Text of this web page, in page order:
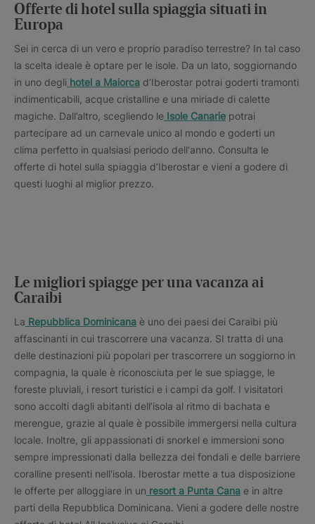
Offerte di hotel sulla spiaggia situati in
Europa
Sei in cerca di un vero e proprio paradiso terrestre? In tal caso
la scelta ideale è optare per le isole. Da un lato, soggiornando
in uno degli hotel a Maiorca d’Iberostar potrai goderti tramonti
indimenticabili, acque cristalline e una miriade di calette
magiche. Dall’altro, scegliendo le Isole Canarie potrai
partecipare ad un carnevale unico al mondo e goderti un
clima perfetto in qualsiasi periodo dell'anno. Consulta le
offerte di hotel sulla spiaggia d’Iberostar e vieni a godere di
questi luoghi al miglior prezzo.
Le migliori spiagge per una vacanza ai
Caraibi
La Repubblica Dominicana è uno dei paesi dei Caraibi più
affascinanti in cui trascorrere una vacanza. SI tratta di una
delle destinazioni più popolari per trascorrere un soggiorno in
compagnia, la quale è riconosciuta per le sue spiagge, le
foreste pluviali, i resort turistici e i campi da golf. I visitatori
sono accolti dagli abitanti dell’isola al ritmo di bachata e
merengue, grazie al quale è possibile immergersi nella cultura
locale. Inoltre, gli appassionati di snorkel e immersioni sono
sempre impressionati dalla bellezza dei fondali e delle barriere
coralline presenti nell'isola. Iberostar mette a tua disposizione
le offerte per alloggiare in un resort a Punta Cana e in altre
parti della Repubblica Dominicana. Vieni a godere delle nostre